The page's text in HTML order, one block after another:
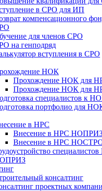
в СРО для ИП
компенсационного
для членов СРО
на генподряд
вступления в СРО
НОК
Прохождение НОК для
Прохождение НОК для
специалистов к
портфолио для
в НРС
Внесение в НРС
Внесение в НРС
консалтинг
проектных